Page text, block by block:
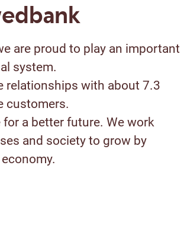
are proud to play an important
system.
relationships with about 7.3
customers.
a better future. We work
and society to grow by